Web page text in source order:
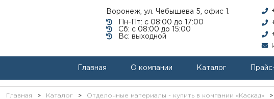
Воронеж, ул. Чебышева 5, офис 1.
Пн-Пт: с 08:00 до 17:00
Сб: с 08:00 до 15:00
Вс: выходной
Главная О компании Каталог
Главная > Каталог > Отделочные материалы - купить в компании «Каскад» >